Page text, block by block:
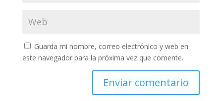
Guarda mi nombre, correo electrónico y web en
este navegador para la próxima vez que comente.